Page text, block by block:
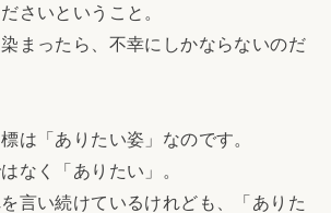
さいということ。
まったら、不幸にしかならないのだ
は「ありたい姿」なのです。
なく「ありたい」。
言い続けているけれども、「ありた